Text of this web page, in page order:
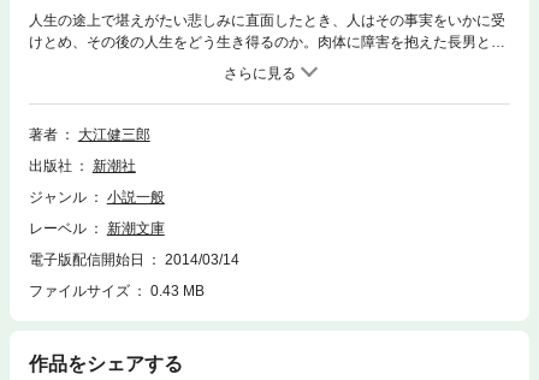
人生の途上で堪えがたい悲しみに直面したとき、人はその事実をいかに受
けとめ、その後の人生をどう生き得るのか。肉体に障害を抱えた長男と精
神に障害をもつ次男、二人の息子を同時に自殺によって失った女性が、そ
の悲惨を真正面から引き受け、苦しみの果てにたどりついた生の地平は？
魂の癒しを探り、生きることへの励ましに満ちた感動的な長編小説。第
一回伊藤整文学賞受賞作。
著者
大江健三郎
出版社
新潮社
ジャンル
小説一般
レーベル
新潮文庫
電子版配信開始日
2014/03/14
ファイルサイズ
0.43 MB
作品をシェアする